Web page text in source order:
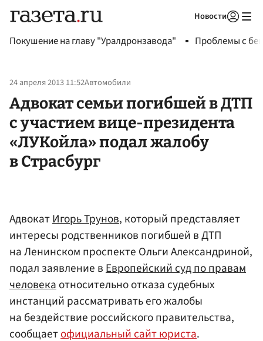
Новости
Покушение на главу "Уралдронзавода" Проблемы с
24 апреля 2013 11:52Автомобили
Адвокат семьи погибшей в ДТП
с участием вице-президента
«ЛУКойла» подал жалобу
в Страсбург
АдвокатИгорь Трунов, который представляет
интересы родственников погибшей в ДТП
на Ленинском проспекте Ольги Александриной,
подал заявление вЕвропейский суд по правам
человекаотносительно отказа судебных
инстанций рассматривать его жалобы
на бездействие российского правительства,
сообщаетофициальный сайт юриста.